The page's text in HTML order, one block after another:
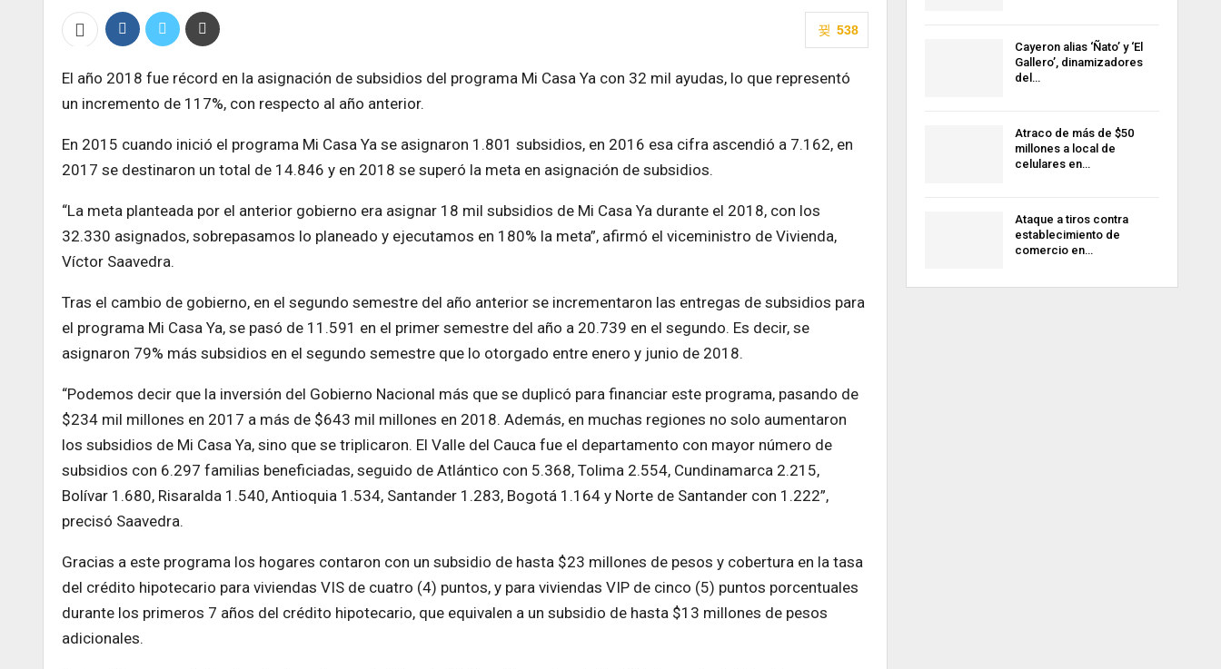
538
El año 2018 fue récord en la asignación de subsidios del programa Mi Casa Ya con 32 mil ayudas, lo que representó
un incremento de 117%, con respecto al año anterior.
En 2015 cuando inició el programa Mi Casa Ya se asignaron 1.801 subsidios, en 2016 esa cifra ascendió a 7.162, en
2017 se destinaron un total de 14.846 y en 2018 se superó la meta en asignación de subsidios.
“La meta planteada por el anterior gobierno era asignar 18 mil subsidios de Mi Casa Ya durante el 2018, con los
32.330 asignados, sobrepasamos lo planeado y ejecutamos en 180% la meta”, afirmó el viceministro de Vivienda,
Víctor Saavedra.
Tras el cambio de gobierno, en el segundo semestre del año anterior se incrementaron las entregas de subsidios para
el programa Mi Casa Ya, se pasó de 11.591 en el primer semestre del año a 20.739 en el segundo. Es decir, se
asignaron 79% más subsidios en el segundo semestre que lo otorgado entre enero y junio de 2018.
“Podemos decir que la inversión del Gobierno Nacional más que se duplicó para financiar este programa, pasando de
$234 mil millones en 2017 a más de $643 mil millones en 2018. Además, en muchas regiones no solo aumentaron
los subsidios de Mi Casa Ya, sino que se triplicaron. El Valle del Cauca fue el departamento con mayor número de
subsidios con 6.297 familias beneficiadas, seguido de Atlántico con 5.368, Tolima 2.554, Cundinamarca 2.215,
Bolívar 1.680, Risaralda 1.540, Antioquia 1.534, Santander 1.283, Bogotá 1.164 y Norte de Santander con 1.222”,
precisó Saavedra.
Gracias a este programa los hogares contaron con un subsidio de hasta $23 millones de pesos y cobertura en la tasa
del crédito hipotecario para viviendas VIS de cuatro (4) puntos, y para viviendas VIP de cinco (5) puntos porcentuales
durante los primeros 7 años del crédito hipotecario, que equivalen a un subsidio de hasta $13 millones de pesos
adicionales.
Cayeron alias ‘Ñato’ y ‘El
Gallero’, dinamizadores
del…
Atraco de más de $50
millones a local de
celulares en…
Ataque a tiros contra
establecimiento de
comercio en…